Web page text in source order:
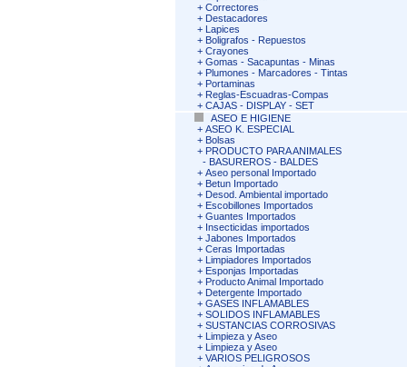
+ Correctores
+ Destacadores
+ Lapices
+ Boligrafos - Repuestos
+ Crayones
+ Gomas - Sacapuntas - Minas
+ Plumones - Marcadores - Tintas
+ Portaminas
+ Reglas-Escuadras-Compas
+ CAJAS - DISPLAY - SET
ASEO E HIGIENE
+ ASEO K. ESPECIAL
+ Bolsas
+ PRODUCTO PARA ANIMALES
- BASUREROS - BALDES
+ Aseo personal Importado
+ Betun Importado
+ Desod. Ambiental importado
+ Escobillones Importados
+ Guantes Importados
+ Insecticidas importados
+ Jabones Importados
+ Ceras Importadas
+ Limpiadores Importados
+ Esponjas Importadas
+ Producto Animal Importado
+ Detergente Importado
+ GASES INFLAMABLES
+ SOLIDOS INFLAMABLES
+ SUSTANCIAS CORROSIVAS
+ Limpieza y Aseo
+ Limpieza y Aseo
+ VARIOS PELIGROSOS